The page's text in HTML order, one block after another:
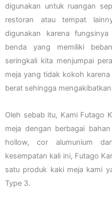
digunakan untuk ruangan
restoran atau tempat
digunakan karena
benda yang memiliki
seringkali kita menjumpai
meja yang tidak kokoh
berat sehingga
Oleh sebab itu, Kami Futago
meja dengan berbagai
hollow, cor alumunium
kesempatan kali ini, Futago
satu produk kaki meja kami
Type 3.